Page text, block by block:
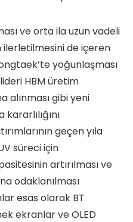
ve orta ila uzun vadeli
de içeren
yoğunlaşması
HBM üretim
alınması gibi yeni
geçen yıla
süreci için
artırılması ve
odaklanılması
esas olarak BT
ekranlar ve OLED